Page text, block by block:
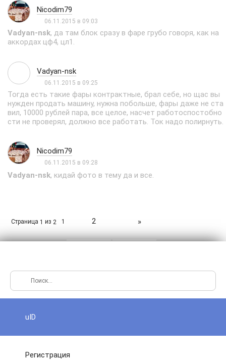
Nicodim79
06.11.2015 в 09:03
Vadyan-nsk, да там блок сразу в фаре грубо говоря, как на
аккордах цф4, цл1.
Vadyan-nsk
06.11.2015 в 09:25
Тогда есть такие фары контрактные, брал себе, но щас вы
нужден продать машину, нужна побольше, фары даже не ста
вил, 10000 рублей пара, все целое, насчет работоспостобно
сти не проверял, должно все работать. Ток надо полирнуть.
Nicodim79
06.11.2015 в 09:28
Vadyan-nsk, кидай фото в тему да и все.
Страница 1 из 2 1 2 »
uID
Регистрация